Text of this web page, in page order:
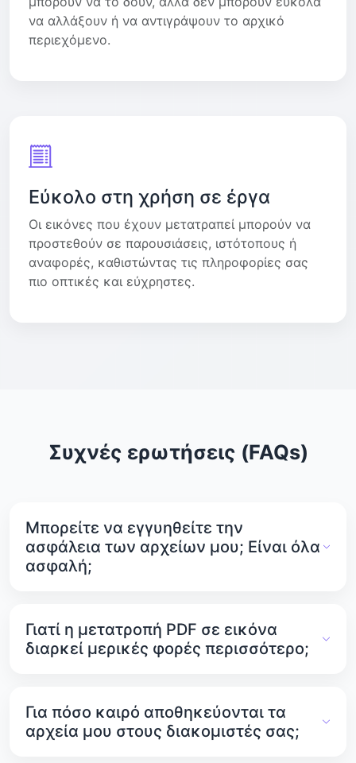
να αλλάξουν ή να αντιγράψουν το αρχικό
περιεχόμενο.
Εύκολο στη χρήση σε έργα
Οι εικόνες που έχουν μετατραπεί μπορούν να
προστεθούν σε παρουσιάσεις, ιστότοπους ή
αναφορές, καθιστώντας τις πληροφορίες σας
πιο οπτικές και εύχρηστες.
Συχνές ερωτήσεις (FAQs)
Μπορείτε να εγγυηθείτε την
ασφάλεια των αρχείων μου; Είναι όλα
ασφαλή;
απόρρητο και την ασφάλειά σας. Όλα τα αρχεία
σας αποθηκεύονται σε ασφαλείς διακομιστές και
προστατεύονται από μη εξουσιοδοτημένη
Γιατί η μετατροπή PDF σε εικόνα
διαρκεί μερικές φορές περισσότερο;
μετατροπή μπορεί να διαρκέσει λίγο
περισσότερο. Αυτό συμβαίνει επειδή το σύστημα
πρέπει να επεξεργαστεί και να συμπιέσει τα
Για πόσο καιρό αποθηκεύονται τα
αρχεία μου στους διακομιστές σας;